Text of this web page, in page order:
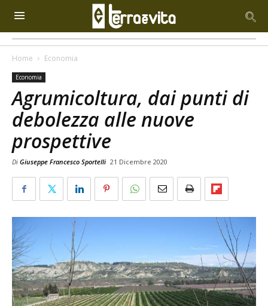
Home Economia
Economia
Agrumicoltura, dai punti di
debolezza alle nuove
prospettive
Di Giuseppe Francesco Sportelli 21 Dicembre 2020